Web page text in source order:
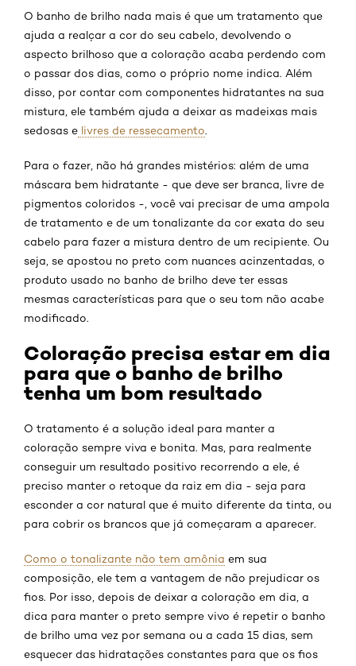
O banho de brilho nada mais é que um tratamento que
ajuda a realçar a cor do seu cabelo, devolvendo o
aspecto brilhoso que a coloração acaba perdendo com
o passar dos dias, como o próprio nome indica. Além
disso, por contar com componentes hidratantes na sua
mistura, ele também ajuda a deixar as madeixas mais
sedosas e livres de ressecamento.
Para o fazer, não há grandes mistérios: além de uma
máscara bem hidratante - que deve ser branca, livre de
pigmentos coloridos -, você vai precisar de uma ampola
de tratamento e de um tonalizante da cor exata do seu
cabelo para fazer a mistura dentro de um recipiente. Ou
seja, se apostou no preto com nuances acinzentadas, o
produto usado no banho de brilho deve ter essas
mesmas características para que o seu tom não acabe
modificado.
Coloração precisa estar em dia
para que o banho de brilho
tenha um bom resultado
O tratamento é a solução ideal para manter a
coloração sempre viva e bonita. Mas, para realmente
conseguir um resultado positivo recorrendo a ele, é
preciso manter o retoque da raiz em dia - seja para
esconder a cor natural que é muito diferente da tinta, ou
para cobrir os brancos que já começaram a aparecer.
Como o tonalizante não tem amônia em sua
composição, ele tem a vantagem de não prejudicar os
fios. Por isso, depois de deixar a coloração em dia, a
dica para manter o preto sempre vivo é repetir o banho
de brilho uma vez por semana ou a cada 15 dias, sem
esquecer das hidratações constantes para que os fios